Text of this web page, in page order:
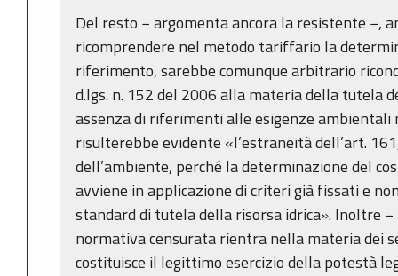
Del resto − argomenta ancora la resistente −,
ricomprendere nel metodo tariffario la
riferimento, sarebbe comunque arbitrario
d.lgs. n. 152 del 2006 alla materia della tutela
assenza di riferimenti alle esigenze
risulterebbe evidente «l’estraneità dell’art.
dell’ambiente, perché la determinazione del
avviene in applicazione di criteri già fissati e
standard di tutela della risorsa idrica». Inoltre
normativa censurata rientra nella materia dei
costituisce il legittimo esercizio della potestà